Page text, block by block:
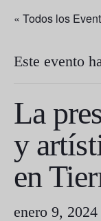
« Todos los
Este evento
La
y
en
enero 9,